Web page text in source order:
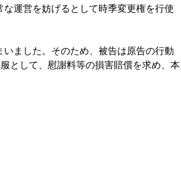
運営を妨げるとして時季変更権を行使
ました。そのため、被告は原告の行動
として、慰謝料等の損害賠償を求め、本